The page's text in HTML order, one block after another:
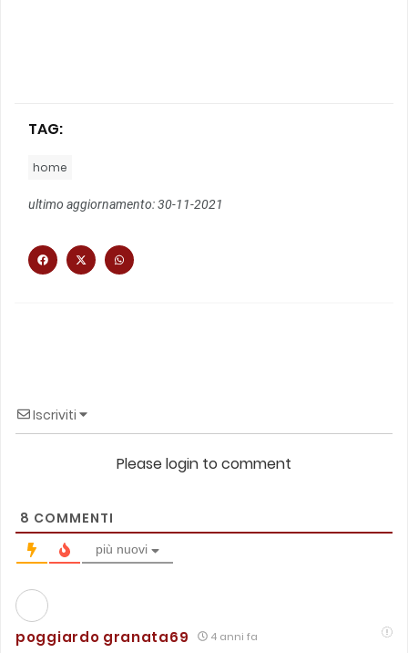
TAG:
home
ultimo aggiornamento: 30-11-2021
Iscriviti
Please login to comment
8 COMMENTI
più nuovi
poggiardo granata69 4 anni fa